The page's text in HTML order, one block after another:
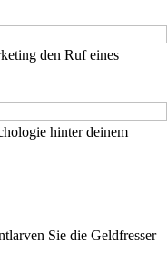
den Ruf eines
hinter deinem
Sie die Geldfresser